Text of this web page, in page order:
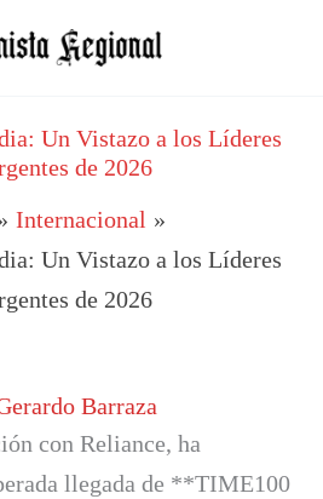
Un Vistazo a los Líderes
de 2026
Internacional
Un Vistazo a los Líderes
de 2026
Barraza
con Reliance, ha
llegada de **TIME100